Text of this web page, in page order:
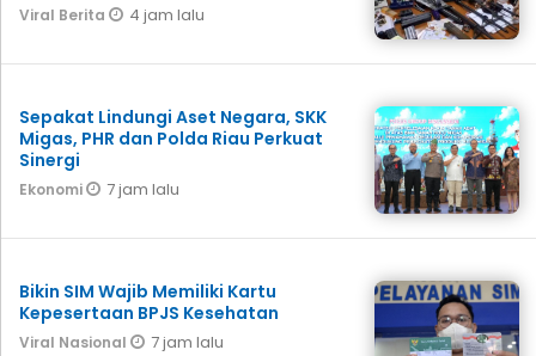
Viral Berita 4 jam lalu
Sepakat Lindungi Aset Negara, SKK
Migas, PHR dan Polda Riau Perkuat
Sinergi
Ekonomi 7 jam lalu
Bikin SIM Wajib Memiliki Kartu
Kepesertaan BPJS Kesehatan
Viral Nasional 7 jam lalu